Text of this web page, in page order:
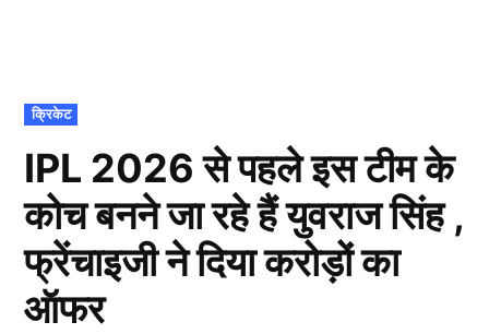
POSTED
IN
क्रिकेट
IPL 2026 से पहले इस टीम के
कोच बनने जा रहे हैं युवराज सिंह ,
फ्रेंचाइजी ने दिया करोड़ों का
ऑफर